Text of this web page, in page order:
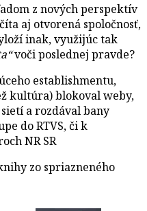
z nových perspektív
aj otvorená spoločnosť,
inak, využijúc tak
voči poslednej pravde?
establishmentu,
kultúra) blokoval weby,
a rozdával bany
do RTVS, či k
NR SR
zo spriazneného